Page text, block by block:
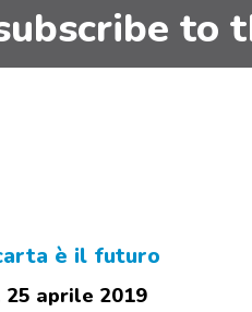
to
è il futuro
aprile 2019